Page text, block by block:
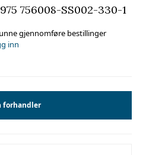
756008-SS002-330-1
gjennomføre bestillinger
inn
forhandler